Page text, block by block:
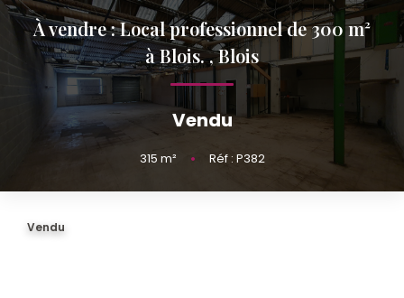
Louer
Biens Vendus Et Loués
Off Market
FAIRE GÉRER
À vendre : Local professionnel de 300 m²
à Blois.,Blois
Vendu
315 m² • Réf : P382
Vendu